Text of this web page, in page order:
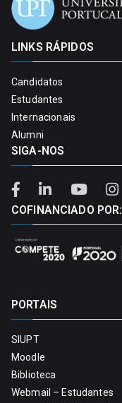
LINKS RÁPIDOS
Candidatos
Estudantes
Internacionais
Alumni
SIGA-NOS
COFINANCIADO POR:
PORTAIS
SIUPT
Moodle
Biblioteca
Webmail – Estudantes